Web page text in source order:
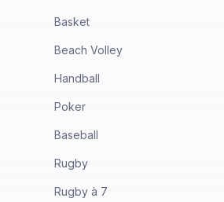
Basket
Beach Volley
Handball
Poker
Baseball
Rugby
Rugby à 7